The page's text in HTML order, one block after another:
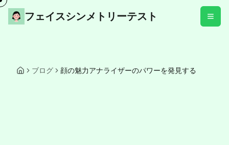
フェイスシンメトリーテスト
ブログ 顔の魅力アナライザーのパワーを発見する